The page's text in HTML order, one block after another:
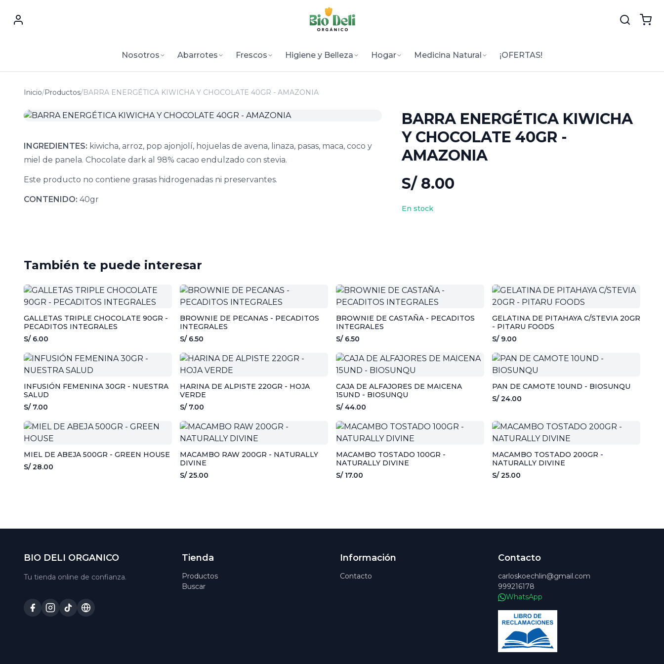
Nosotros Abarrotes Frescos Higiene y Belleza Hogar Medicina Natural ¡OFERTAS!
Inicio/Productos/BARRA ENERGÉTICA KIWICHA Y CHOCOLATE 40GR - AMAZONIA
BARRA ENERGÉTICA KIWICHA
Y CHOCOLATE 40GR -
AMAZONIA
S/ 8.00
En stock
INGREDIENTES: kiwicha, arroz, pop ajonjolí, hojuelas de avena, linaza, pasas, maca, coco y
miel de panela. Chocolate dark al 98% cacao endulzado con stevia.
Este producto no contiene grasas hidrogenadas ni preservantes.
CONTENIDO: 40gr
También te puede interesar
GALLETAS TRIPLE CHOCOLATE 90GR -
PECADITOS INTEGRALES
S/ 6.00
BROWNIE DE PECANAS - PECADITOS
INTEGRALES
S/ 6.50
BROWNIE DE CASTAÑA - PECADITOS
INTEGRALES
S/ 6.50
GELATINA DE PITAHAYA C/STEVIA 20GR
- PITARU FOODS
S/ 9.00
INFUSIÓN FEMENINA 30GR - NUESTRA
SALUD
S/ 7.00
HARINA DE ALPISTE 220GR - HOJA
VERDE
S/ 7.00
CAJA DE ALFAJORES DE MAICENA
15UND - BIOSUNQU
S/ 44.00
PAN DE CAMOTE 10UND - BIOSUNQU
S/ 24.00
MIEL DE ABEJA 500GR - GREEN HOUSE
S/ 28.00
MACAMBO RAW 200GR - NATURALLY
DIVINE
S/ 25.00
MACAMBO TOSTADO 100GR -
NATURALLY DIVINE
S/ 17.00
MACAMBO TOSTADO 200GR -
NATURALLY DIVINE
S/ 25.00
BIO DELI ORGANICO
Tu tienda online de confianza.
Tienda
Productos
Buscar
Información
Contacto
Contacto
carloskoechlin@gmail.com
999216178
WhatsApp